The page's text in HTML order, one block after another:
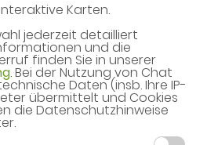
Karten.
jederzeit detailliert
und die
finden Sie in unserer
. Bei der Nutzung von Chat
Daten (insb. Ihre IP-
übermittelt und Cookies
die Datenschutzhinweise
Apotheke
365, 44809 Bochum
Abholung der unverbindlichen
ist nur während der
möglich.